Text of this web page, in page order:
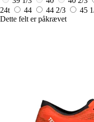
24t
44 44 2/3 45
Dette felt er påkrævet